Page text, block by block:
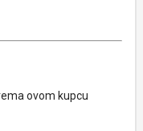
ovom kupcu